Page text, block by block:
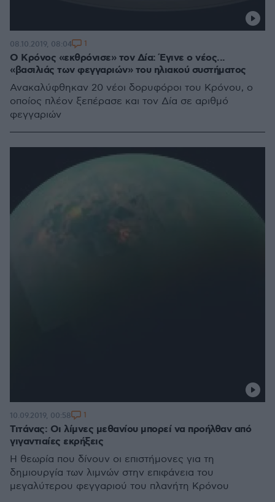
Ο Κρόνος «εκθρόνισε» τον Δία: Έγινε ο νέος...
«βασιλιάς των φεγγαριών» του ηλιακού συστήματος
Ανακαλύφθηκαν 20 νέοι δορυφόροι του Κρόνου, ο
οποίος πλέον ξεπέρασε και τον Δία σε αριθμό
φεγγαριών
08.10.2019, 08:04 1
Τιτάνας: Οι λίμνες μεθανίου μπορεί να προήλθαν από
γιγαντιαίες εκρήξεις
Η θεωρία που δίνουν οι επιστήμονες για τη
δημιουργία των λιμνών στην επιφάνεια του
μεγαλύτερου φεγγαριού του πλανήτη Κρόνου
10.09.2019, 00:58 1